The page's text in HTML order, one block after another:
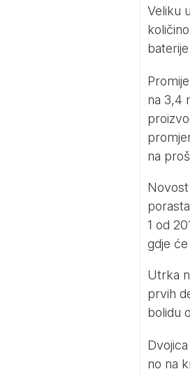
Veliku
na 3,4
na
1 od
gdje
Utrka
prvih
bolidu
no na